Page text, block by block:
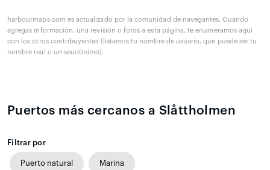
harbourmaps.com es actualizado por la comunidad de navegantes. Cuando
agregas información, una revisión o fotos a esta página, te enumeramos aquí
con los otros contribuyentes (listamos tu nombre de usuario, que puede ser tu
nombre real o un seudónimo).
Puertos más cercanos a Slåttholmen
Filtrar por
Puerto natural Marina